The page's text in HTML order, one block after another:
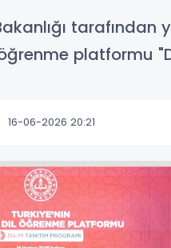
platformu
16-06-2026 20:21